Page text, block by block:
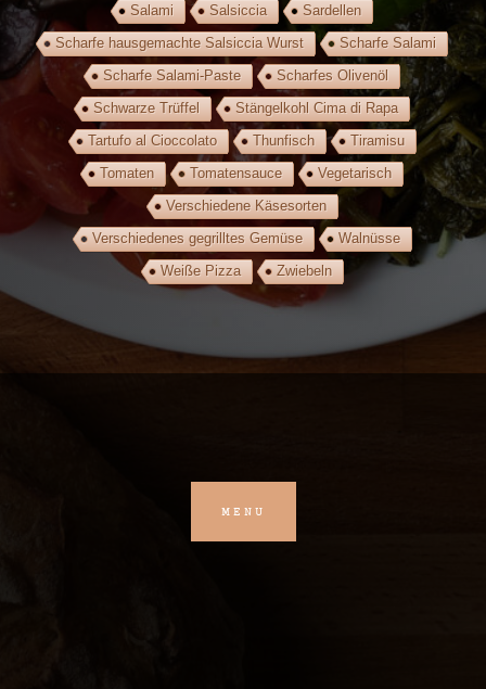
Salami
Salsiccia
Sardellen
Scharfe hausgemachte Salsiccia Wurst
Scharfe Salami
Scharfe Salami-Paste
Scharfes Olivenöl
Schwarze Trüffel
Stängelkohl Cima di Rapa
Tartufo al Cioccolato
Thunfisch
Tiramisu
Tomaten
Tomatensauce
Vegetarisch
Verschiedene Käsesorten
Verschiedenes gegrilltes Gemüse
Walnüsse
Weiße Pizza
Zwiebeln
MENU